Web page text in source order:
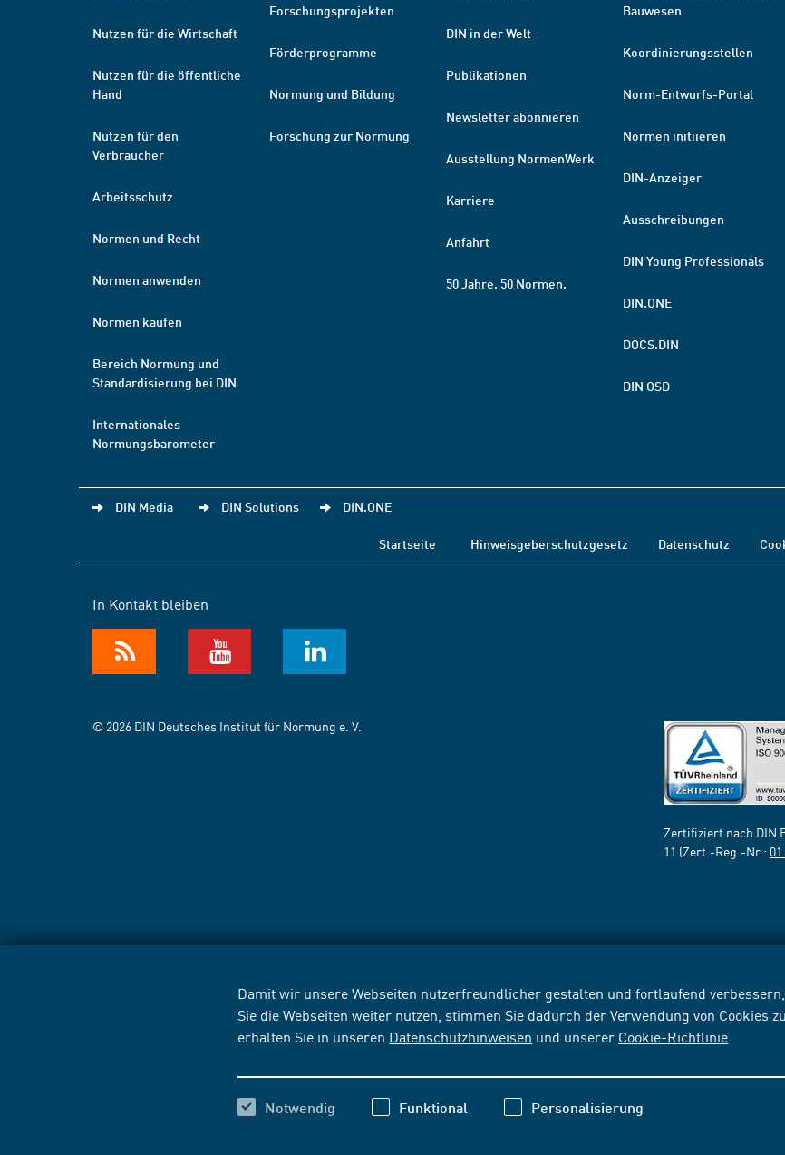
Damit wir unsere Webseiten nutzerfreundlicher gestalten und fortlaufend
Sie die Webseiten weiter nutzen, stimmen Sie dadurch der Verwendung von Cookies
erhalten Sie in unseren Datenschutzhinweisen und unserer Cookie-Richtlinie
Notwendig Funktional Personalisierung
Nutzen für die Wirtschaft
Nutzen für die öffentliche
Hand
Nutzen für den
Verbraucher
Arbeitsschutz
Normen und Recht
Normen anwenden
Normen kaufen
Bereich Normung und
Standardisierung bei DIN
Internationales
Normungsbarometer
Forschungsprojekten
Förderprogramme
Normung und Bildung
Forschung zur Normung
DIN in der Welt
Publikationen
Newsletter abonnieren
Ausstellung NormenWerk
Karriere
Anfahrt
50 Jahre. 50 Normen.
Bauwesen
Koordinierungsstellen
Norm-Entwurfs-Portal
Normen initiieren
DIN-Anzeiger
Ausschreibungen
DIN Young Professionals
DIN.ONE
DOCS.DIN
DIN OSD
DIN Media DIN Solutions DIN.ONE
Startseite Hinweisgeberschutzgesetz Datenschutz
In Kontakt bleiben
© 2026 DIN Deutsches Institut für Normung e. V.
Zertifiziert nach DIN
11 (Zert.-Reg.-Nr.: